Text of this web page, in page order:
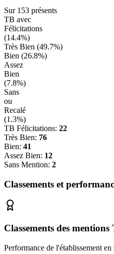
Sur 153 présents
TB avec
Félicitations
(14.4%)
Très Bien (49.7%)
Bien (26.8%)
Assez
Bien
(7.8%)
Sans
ou
Recalé
(1.3%)
TB Félicitations: 22
Très Bien: 76
Bien: 41
Assez Bien: 12
Sans Mention: 2
Classements et
Classements des
Performance de l'établissement